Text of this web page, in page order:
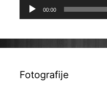
00:00
Fotografije